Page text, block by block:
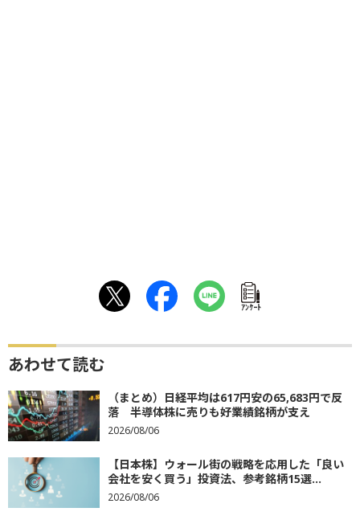
ｱﾝｹｰﾄ
あわせて読む
（まとめ）日経平均は617円安の65,683円で反
落 半導体株に売りも好業績銘柄が支え
2026/08/06
【日本株】ウォール街の戦略を応用した「良い
会社を安く買う」投資法、参考銘柄15選...
2026/08/06